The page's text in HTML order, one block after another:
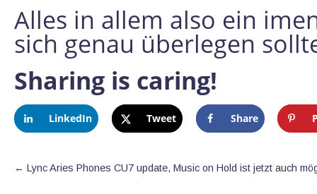
Alles in allem also ein
sich genau überlegen
Sharing is caring!
LinkedIn Tweet Share
← Lync Aries Phones CU7 update, Music on Hold ist jetzt auch